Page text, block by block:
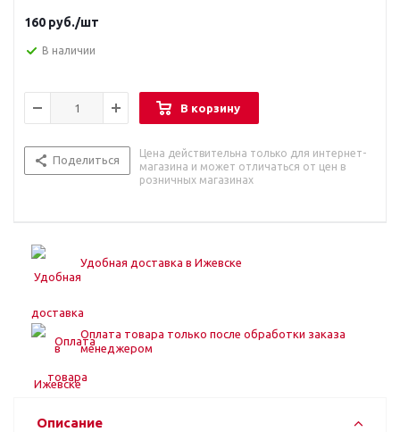
160 руб./шт
В наличии
В корзину
Поделиться
Цена действительна только для интернет-
магазина и может отличаться от цен в
розничных магазинах
Удобная доставка в Ижевске
Оплата товара только после обработки заказа
менеджером
Описание